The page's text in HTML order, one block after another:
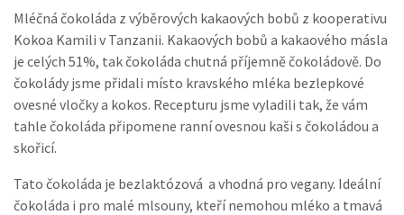
Mléčná čokoláda z výběrových kakaových bobů z kooperativu
Kokoa Kamili v Tanzanii. Kakaových bobů a kakaového másla
je celých 51%, tak čokoláda chutná příjemně čokoládově. Do
čokolády jsme přidali místo kravského mléka bezlepkové
ovesné vločky a kokos. Recepturu jsme vyladili tak, že vám
tahle čokoláda připomene ranní ovesnou kaši s čokoládou a
skořicí.
Tato čokoláda je bezlaktózová a vhodná pro vegany. Ideální
čokoláda i pro malé mlsouny, kteří nemohou mléko a tmavá